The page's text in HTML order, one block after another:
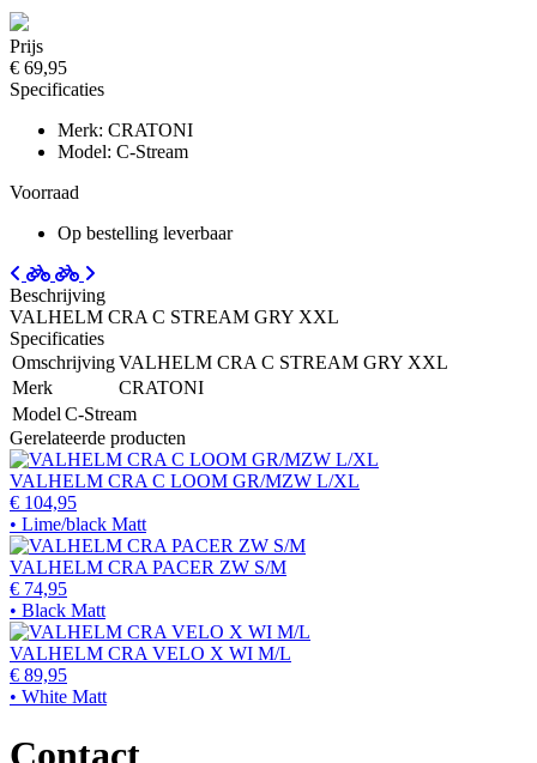
Prijs
€ 69,95
Specificaties
Merk: CRATONI
Model: C-Stream
Voorraad
Op bestelling leverbaar
Beschrijving
VALHELM CRA C STREAM GRY XXL
Specificaties
OmschrijvingVALHELM CRA C STREAM GRY XXL
Merk
CRATONI
Model C-Stream
Gerelateerde producten
VALHELM CRA C LOOM GR/MZW L/XL
€ 104,95
• Lime/black Matt
VALHELM CRA PACER ZW S/M
€ 74,95
• Black Matt
VALHELM CRA VELO X WI M/L
€ 89,95
• White Matt